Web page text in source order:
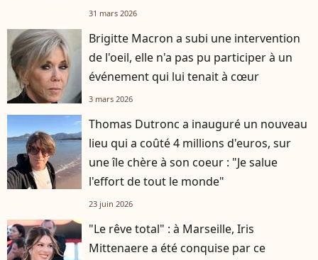
31 mars 2026
Brigitte Macron a subi une intervention
de l'oeil, elle n'a pas pu participer à un
événement qui lui tenait à cœur
3 mars 2026
Thomas Dutronc a inauguré un nouveau
lieu qui a coûté 4 millions d'euros, sur
une île chère à son coeur : "Je salue
l'effort de tout le monde"
23 juin 2026
"Le rêve total" : à Marseille, Iris
Mittenaere a été conquise par ce